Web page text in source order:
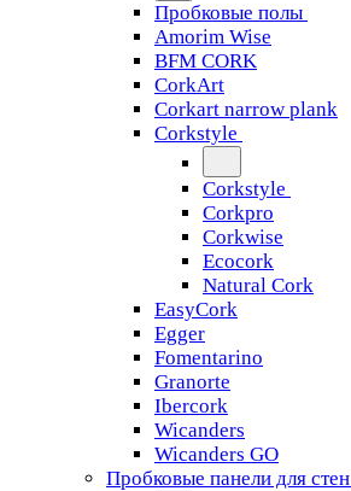
Пробковые полы
Amorim Wise
BFM CORK
CorkArt
Corkart narrow plank
Corkstyle
Corkstyle
Corkpro
Corkwise
Ecocork
Natural Cork
EasyCork
Egger
Fomentarino
Granorte
Ibercork
Wicanders
Wicanders GO
Пробковые панели для стен